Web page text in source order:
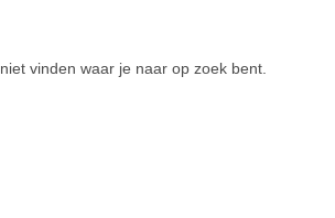
vinden waar je naar op zoek bent.